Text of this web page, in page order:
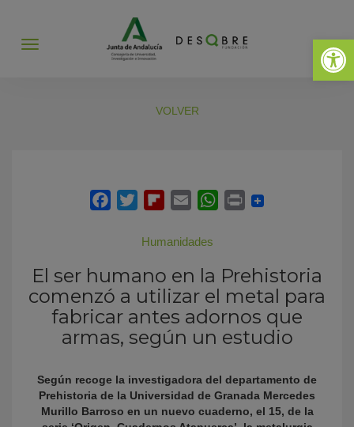
Abrir
Abrir
VOLVER
Humanidades
El ser humano en la Prehistoria
comenzó a utilizar el metal para
fabricar antes adornos que
armas, según un estudio
Según recoge la investigadora del departamento de
Prehistoria de la Universidad de Granada Mercedes
Murillo Barroso en un nuevo cuaderno, el 15, de la